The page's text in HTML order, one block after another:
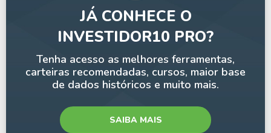
JÁ CONHECE O
INVESTIDOR10 PRO?
Tenha acesso as melhores ferramentas,
carteiras recomendadas, cursos, maior base
de dados históricos e muito mais.
SAIBA MAIS